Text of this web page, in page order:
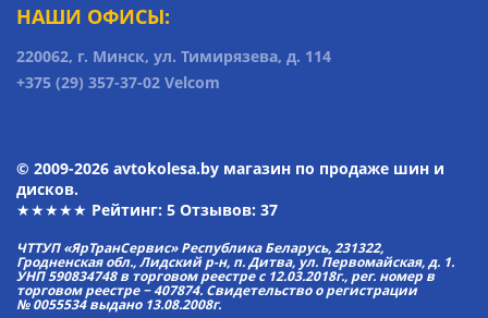
НАШИ ОФИСЫ:
220062, г. Минск, ул. Тимирязева, д. 114
+375 (29) 357-37-02 Velcom
© 2009-2026 avtokolesa.by магазин по продаже шин и
дисков.
★★★★★ Рейтинг: 5 Отзывов: 37
ЧТТУП «ЯрТранСервис» Республика Беларусь, 231322,
Гродненская обл., Лидский р-н, п. Дитва, ул. Первомайская, д. 1.
УНП 590834748 в торговом реестре с 12.03.2018г., рег. номер в
торговом реестре − 407874. Свидетельство о регистрации
№ 0055534 выдано 13.08.2008г.